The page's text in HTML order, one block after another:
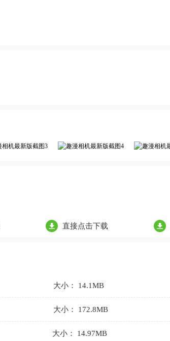
直接点击下载
大小： 14.1MB
大小： 172.8MB
大小： 14.97MB